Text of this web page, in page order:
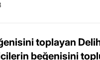
toplayan
beğenisini